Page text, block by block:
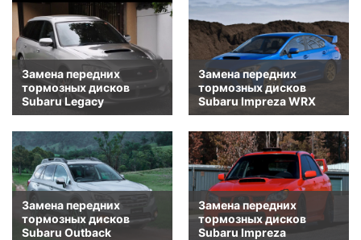
Замена передних
тормозных дисков
Subaru Legacy
Замена передних
тормозных дисков
Subaru Impreza WRX
Замена передних
тормозных дисков
Subaru Outback
Замена передних
тормозных дисков
Subaru Impreza